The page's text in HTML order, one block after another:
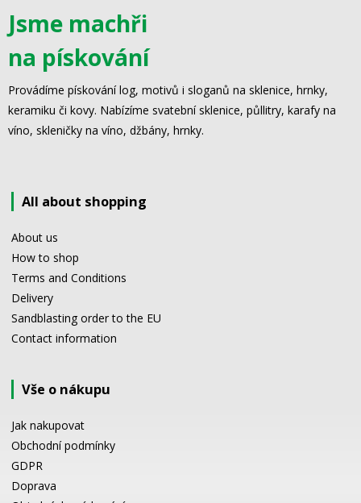
Jsme machři
na pískování
Provádíme pískování log, motivů i sloganů na sklenice, hrnky,
keramiku či kovy. Nabízíme svatební sklenice, půllitry, karafy na
víno, skleničky na víno, džbány, hrnky.
All about shopping
About us
How to shop
Terms and Conditions
Delivery
Sandblasting order to the EU
Contact information
Vše o nákupu
Jak nakupovat
Obchodní podmínky
GDPR
Doprava